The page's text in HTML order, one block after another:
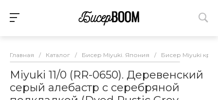
Главная / Каталог / Бисер Miyuki. Япония / Бисер Miyuki
Miyuki 11/0 (RR-0650). Деревенский
серый алебастр с серебряной